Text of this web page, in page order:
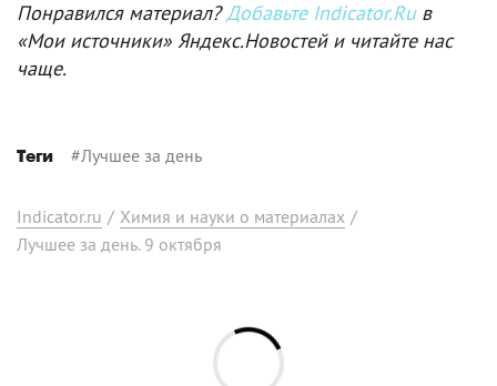
Понравился материал?Добавьте Indicator.Ruв
«Мои источники» Яндекс.Новостей и читайте нас
чаще.
Теги #Лучшее за день
Indicator.ru / Химия и науки о материалах /
Лучшее за день. 9 октября